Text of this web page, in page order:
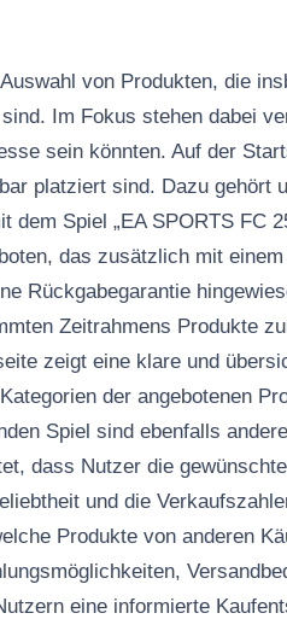
von Produkten, die
Im Fokus stehen dabei
sein könnten. Auf der
platziert sind. Dazu gehört
Spiel „EA SPORTS FC
das zusätzlich mit
Rückgabegarantie
Zeitrahmens Produkte
zeigt eine klare und
der angebotenen
Spiel sind ebenfalls
dass Nutzer die
und die
Produkte von anderen
eine informierte